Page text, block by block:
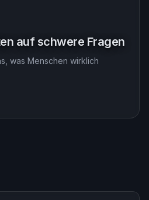
auf schwere Fragen
was Menschen wirklich